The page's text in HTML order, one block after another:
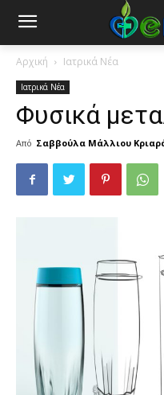
Αρχική Ιατρικά Νέα
Ιατρικά Νέα
Φυσικά
Από Σαββούλα Μάλλιου